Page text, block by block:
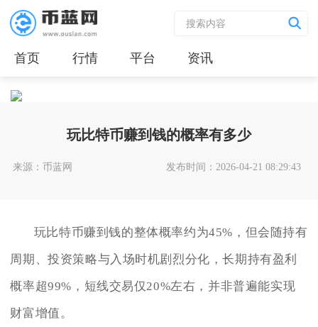
首页 行情 平台 资讯
玩比特币赚到钱的概率有多少
来源：币蓝网 发布时间：2026-04-21 08:29:43
玩比特币赚到钱的整体概率约为45%，但会随持有
周期、投资策略与入场时机剧烈分化，长期持有盈利
概率超99%，短线交易仅20%左右，并非普遍能实现
财富增值。